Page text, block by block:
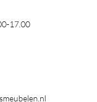
17.00